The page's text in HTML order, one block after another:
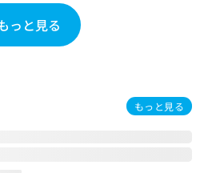
っと見る
もっと見る